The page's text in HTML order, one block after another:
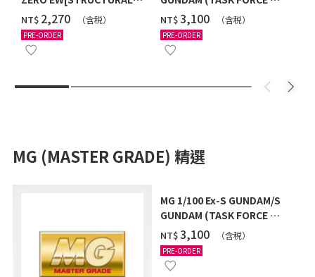
COATING/BLACK] [2026年
12月發送]
NT$ ‌2,270 （含税）
PRE-ORDER
Ver.) [2026年10月發送]
NT$‌3,100 （含税）
PRE-ORDER
MG (MASTER GRADE) 精選
MG 1/100 Ex-S GUNDAM/S
GUNDAM (TASK FORCE α
Ver.) [2026年10月發送]
NT$‌3,100 （含税）
PRE-ORDER